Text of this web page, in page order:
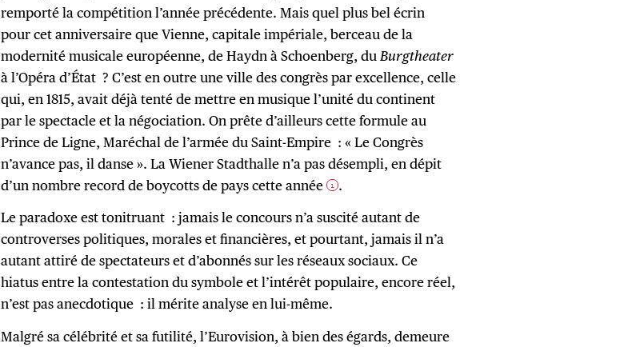
remporté la compétition l’année précédente. Mais quel plus bel écrin
pour cet anniversaire que Vienne, capitale impériale, berceau de la
modernité musicale européenne, de Haydn à Schoenberg, du Burgtheater
à l’Opéra d’État ? C’est en outre une ville des congrès par excellence, celle
qui, en 1815, avait déjà tenté de mettre en musique l’unité du continent
par le spectacle et la négociation. On prête d’ailleurs cette formule au
Prince de Ligne, Maréchal de l’armée du Saint-Empire : « Le Congrès
n’avance pas, il danse ». La Wiener Stadthalle n’a pas désempli, en dépit
d’un nombre record de boycotts de pays cette année 1 .
Le paradoxe est tonitruant : jamais le concours n’a suscité autant de
controverses politiques, morales et financières, et pourtant, jamais il n’a
autant attiré de spectateurs et d’abonnés sur les réseaux sociaux. Ce
hiatus entre la contestation du symbole et l’intérêt populaire, encore réel,
n’est pas anecdotique : il mérite analyse en lui-même.
Malgré sa célébrité et sa futilité, l’Eurovision, à bien des égards, demeure